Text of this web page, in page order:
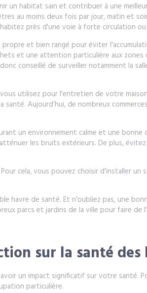
habitat sain et contribuer à une
au moins deux fois par jour, matin et
près d'une voie à forte circulation
et bien rangé pour éviter
et une attention particulière aux
conseillé de surveiller notamment la
utilisez pour l'entretien de votre
Aujourd’hui, de nombreux
un environnement calme et une
les bruits extérieurs. De plus,
cela, vous pouvez choisir d'installer
de santé. Et n'oubliez pas, une
parcs et jardins de la ville pour faire de
sur la santé
un impact significatif sur votre santé.
particulière.